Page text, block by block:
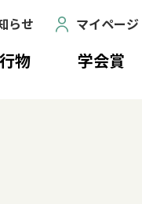
らせ マイページ
物 学会賞